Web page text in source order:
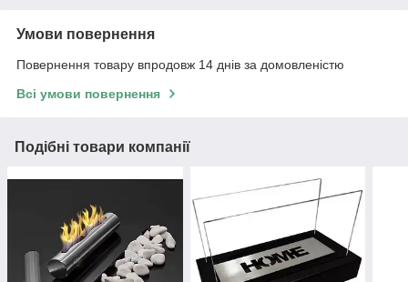
Умови повернення
Повернення товару впродовж 14 днів за домовленістю
Всі умови повернення
Подібні товари компанії